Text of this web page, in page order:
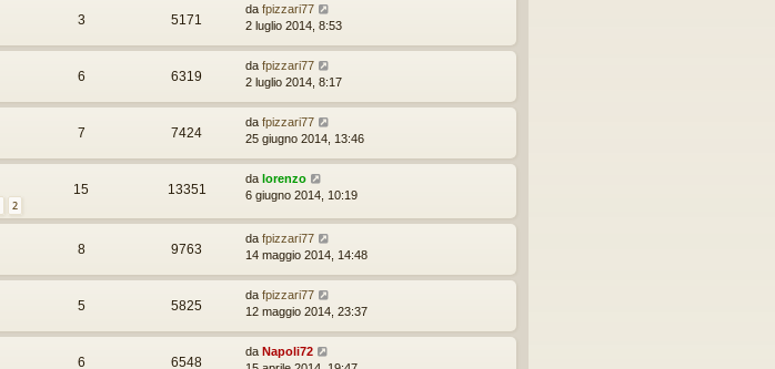
3 5171
da fpizzari77
2 luglio 2014, 8:53
6 6319
da fpizzari77
2 luglio 2014, 8:17
7 7424
da fpizzari77
25 giugno 2014, 13:46
2
15 13351
da lorenzo
6 giugno 2014, 10:19
8 9763
da fpizzari77
14 maggio 2014, 14:48
5 5825
da fpizzari77
12 maggio 2014, 23:37
6 6548
da Napoli72